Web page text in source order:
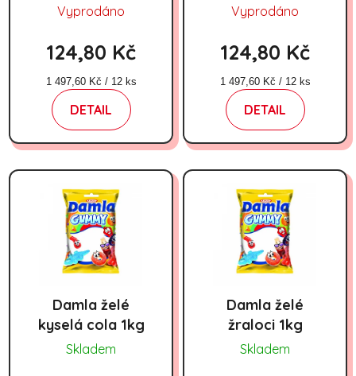
Vyprodáno
124,80 Kč
Měrná cena:
1 497,60 Kč / 12 ks
DETAIL
Vyprodáno
124,80 Kč
Měrná cena:
1 497,60 Kč / 12 ks
DETAIL
Damla želé
kyselá cola 1kg
Skladem
Damla želé
žraloci 1kg
Skladem